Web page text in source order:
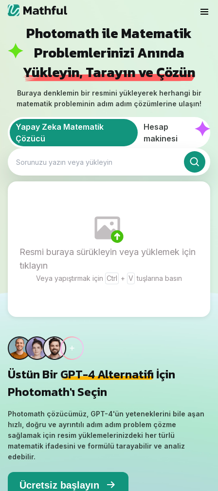
Photomath ile Matematik
Problemlerinizi Anında
Yükleyin, Tarayın ve Çözün
Buraya denklemin bir resmini yükleyerek herhangi bir
matematik probleminin adım adım çözümlerine ulaşın!
Yapay Zeka Matematik
Çözücü
Hesap
makinesi
Resmi buraya sürükleyin veya yüklemek için
tıklayın
Veya yapıştırmak için Ctrl + V tuşlarına basın
Üstün BirGPT-4 Alternatifiİçin
Photomath'ı Seçin
Photomath çözücümüz, GPT-4'ün yeteneklerini bile aşan
hızlı, doğru ve ayrıntılı adım adım problem çözme
sağlamak için resim yüklemelerinizdeki her türlü
matematik ifadesini ve formülü tarayabilir ve analiz
edebilir.
Ücretsiz başlayın